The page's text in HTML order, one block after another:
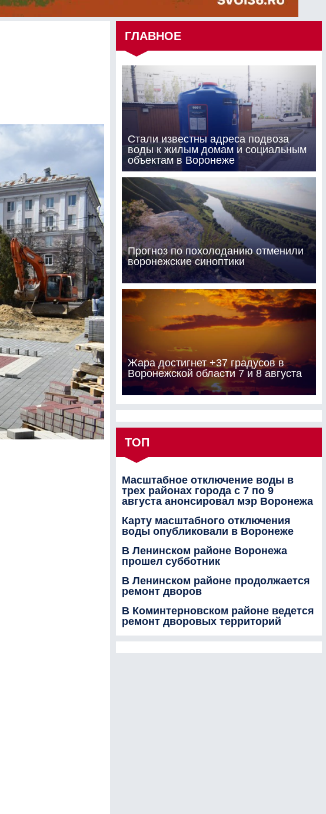
ГЛАВНОЕ
Стали известны адреса подвоза
воды к жилым домам и социальным
объектам в Воронеже
Прогноз по похолоданию отменили
воронежские синоптики
Жара достигнет +37 градусов в
Воронежской области 7 и 8 августа
ТОП
Масштабное отключение воды в
трех районах города с 7 по 9
августа анонсировал мэр Воронежа
Карту масштабного отключения
воды опубликовали в Воронеже
В Ленинском районе Воронежа
прошел субботник
В Ленинском районе продолжается
ремонт дворов
В Коминтерновском районе ведется
ремонт дворовых территорий